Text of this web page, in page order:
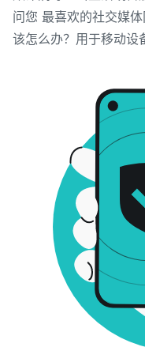
问您 最喜欢的社交媒
该怎么办？ 用于移动设